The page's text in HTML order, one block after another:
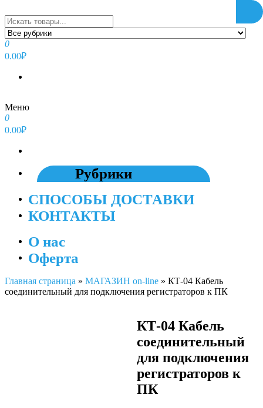
к
содержимому
0
0.00₽
Меню
0
0.00₽
Рубрики
СПОСОБЫ ДОСТАВКИ
КОНТАКТЫ
О нас
Оферта
Главная страница » МАГАЗИН on-line » КТ-04 Кабель
соединительный для подключения регистраторов к ПК
КТ-04 Кабель
соединительный
для подключения
регистраторов к
ПК